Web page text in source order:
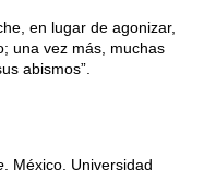
en lugar de agonizar,
una vez más, muchas
abismos”.
. México. Universidad